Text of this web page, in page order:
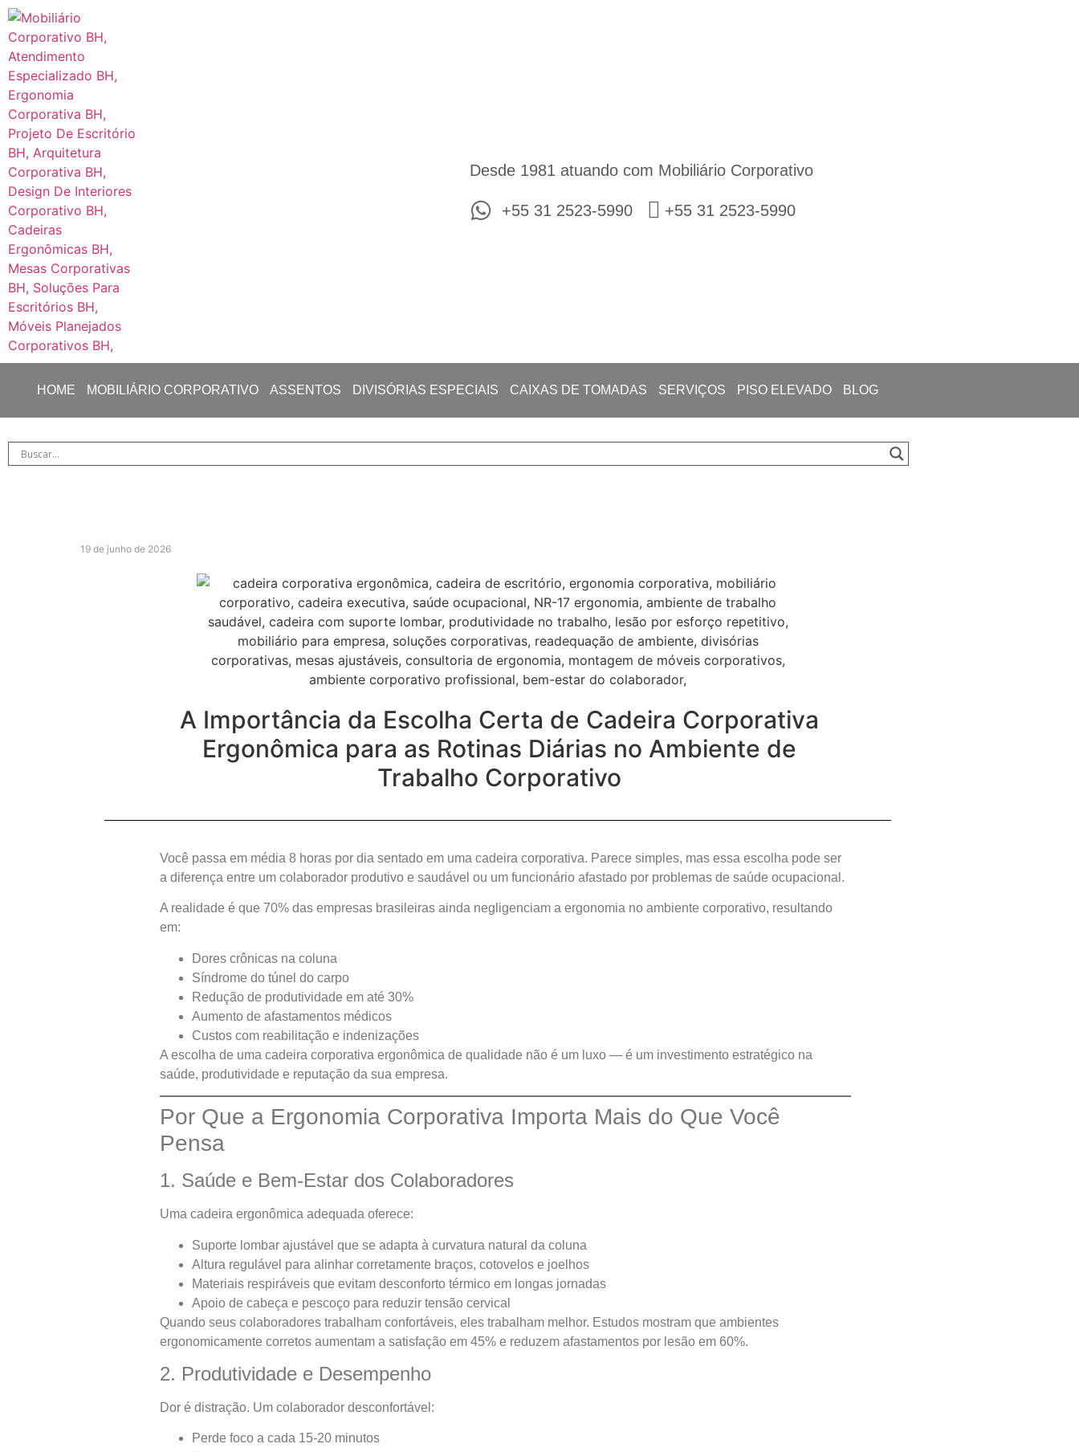
Desde 1981 atuando com Mobiliário Corporativo
+55 31 2523-5990 +55 31 2523-5990
HOME MOBILIÁRIO CORPORATIVO ASSENTOS DIVISÓRIAS ESPECIAIS CAIXAS DE TOMADAS SERVIÇOS PISO ELEVADO BLOG
19 de junho de 2026
A Importância da Escolha Certa de Cadeira Corporativa
Ergonômica para as Rotinas Diárias no Ambiente de
Trabalho Corporativo
Você passa em média 8 horas por dia sentado em uma cadeira corporativa. Parece simples, mas essa escolha pode ser
a diferença entre um colaborador produtivo e saudável ou um funcionário afastado por problemas de saúde ocupacional.
A realidade é que 70% das empresas brasileiras ainda negligenciam a ergonomia no ambiente corporativo, resultando
em:
Dores crônicas na coluna
Síndrome do túnel do carpo
Redução de produtividade em até 30%
Aumento de afastamentos médicos
Custos com reabilitação e indenizações
A escolha de uma cadeira corporativa ergonômica de qualidade não é um luxo — é um investimento estratégico na
saúde, produtividade e reputação da sua empresa.
Por Que a Ergonomia Corporativa Importa Mais do Que Você
Pensa
1. Saúde e Bem-Estar dos Colaboradores
Uma cadeira ergonômica adequada oferece:
Suporte lombar ajustável que se adapta à curvatura natural da coluna
Altura regulável para alinhar corretamente braços, cotovelos e joelhos
Materiais respiráveis que evitam desconforto térmico em longas jornadas
Apoio de cabeça e pescoço para reduzir tensão cervical
Quando seus colaboradores trabalham confortáveis, eles trabalham melhor. Estudos mostram que ambientes
ergonomicamente corretos aumentam a satisfação em 45% e reduzem afastamentos por lesão em 60%.
2. Produtividade e Desempenho
Dor é distração. Um colaborador desconfortável:
Perde foco a cada 15-20 minutos